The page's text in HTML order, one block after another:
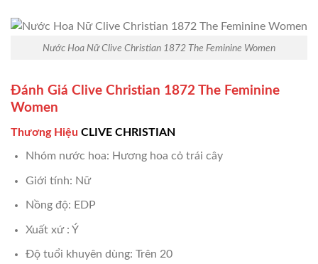
Nước Hoa Nữ Clive Christian 1872 The Feminine Women
Đánh Giá Clive Christian 1872 The Feminine
Women
Thương Hiệu CLIVE CHRISTIAN
Nhóm nước hoa: Hương hoa cỏ trái cây
Giới tính: Nữ
Nồng độ: EDP
Xuất xứ : Ý
Độ tuổi khuyên dùng: Trên 20